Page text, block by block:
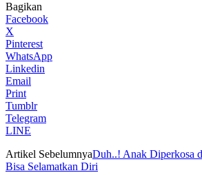
Bagikan
Facebook
X
Pinterest
WhatsApp
Linkedin
Email
Print
Tumblr
Telegram
LINE
Artikel SebelumnyaDuh..! Anak Diperkosa
Bisa Selamatkan Diri